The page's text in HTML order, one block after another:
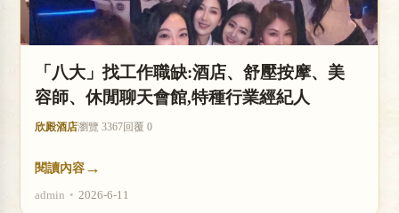
「八大」找工作職缺:酒店、舒壓按摩、美
容師、休閒聊天會館,特種行業經紀人
欣殿酒店瀏覽 3367回覆 0
閱讀內容 →
admin • 2026-6-11